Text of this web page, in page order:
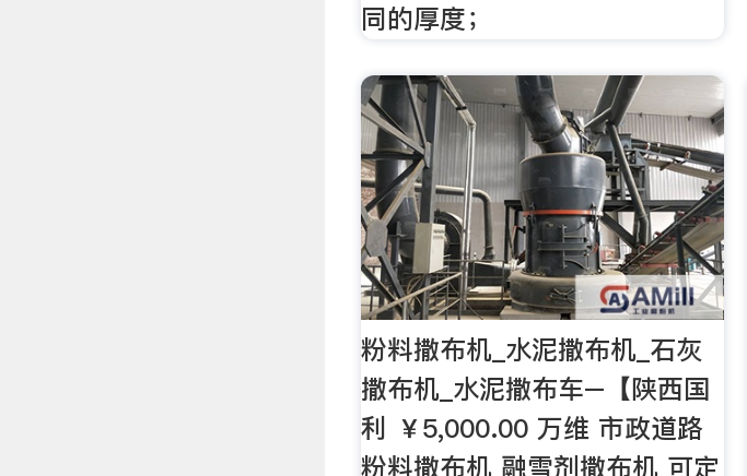
同的厚度；
粉料撒布机_水泥撒布机_石灰
撒布机_水泥撒布车–【陕西国
利 ￥5,000.00 万维 市政道路
粉料撒布机 融雪剂撒布机 可定